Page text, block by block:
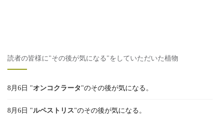
読者の皆様に"その後が気になる"をしていただいた植物
8月6日 "オンコクラータ "のその後が気になる。
8月6日 "ルペストリス"のその後が気になる。